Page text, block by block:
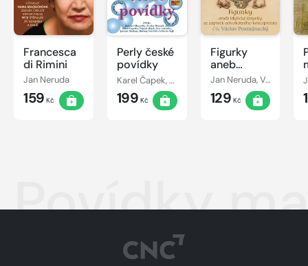
Francesca
di Rimini
Jan Neruda
159 Kč
Perly české
povídky
Karel Čapek, Jan Neruda, Karel Poláček, Vladislav Vančura, Ignát Herrmann, Jaroslava Haška
199 Kč
Figurky
aneb
Idylické
úryvky ze
zápisek
advokátního
Jan Neruda, Václav Postránecký
129 Kč
Povídky